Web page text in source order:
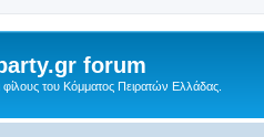
forum
φίλους του Κόμματος Πειρατών Ελλάδας.